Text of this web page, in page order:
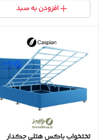
افزودن به سبد
تختخواب باکس هتلی جکدار